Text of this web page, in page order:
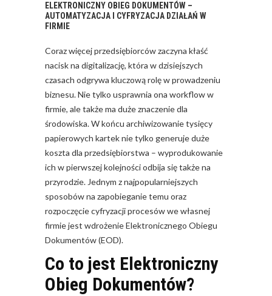
ELEKTRONICZNY OBIEG DOKUMENTÓW –
AUTOMATYZACJA I CYFRYZACJA DZIAŁAŃ W
FIRMIE
Coraz więcej przedsiębiorców zaczyna kłaść
nacisk na digitalizację, która w dzisiejszych
czasach odgrywa kluczową rolę w prowadzeniu
biznesu. Nie tylko usprawnia ona workflow w
firmie, ale także ma duże znaczenie dla
środowiska. W końcu archiwizowanie tysięcy
papierowych kartek nie tylko generuje duże
koszta dla przedsiębiorstwa – wyprodukowanie
ich w pierwszej kolejności odbija się także na
przyrodzie. Jednym z najpopularniejszych
sposobów na zapobieganie temu oraz
rozpoczęcie cyfryzacji procesów we własnej
firmie jest wdrożenie Elektronicznego Obiegu
Dokumentów (EOD).
Co to jest Elektroniczny
Obieg Dokumentów?